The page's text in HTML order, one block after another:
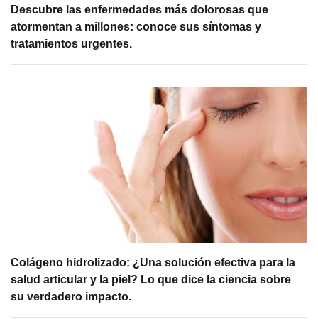
Descubre las enfermedades más dolorosas que
atormentan a millones: conoce sus síntomas y
tratamientos urgentes.
Colágeno hidrolizado: ¿Una solución efectiva para la
salud articular y la piel? Lo que dice la ciencia sobre
su verdadero impacto.